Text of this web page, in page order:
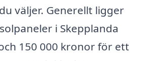
väljer. Generellt ligger
i Skepplanda
150 000 kronor för ett